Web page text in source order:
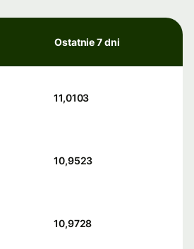
Ostatnie 7 dni
11,0103
10,9523
10,9728